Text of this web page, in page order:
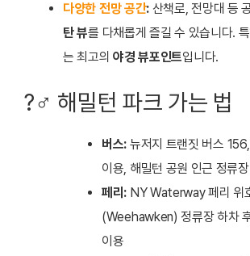
다양한 전망 공간: 산책로, 전망대 등
탄 뷰를 다채롭게 즐길 수 있습니다.
는 최고의야경 뷰포인트입니다.
?‍♂️ 해밀턴 파크 가는 법
버스: 뉴저지 트랜짓 버스
이용, 해밀턴 공원 인근 정류
페리: NY Waterway 페리 위
(Weehawken) 정류장 하차
이용